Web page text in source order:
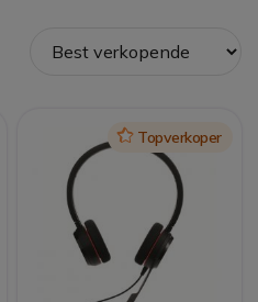
IconTopverkoper